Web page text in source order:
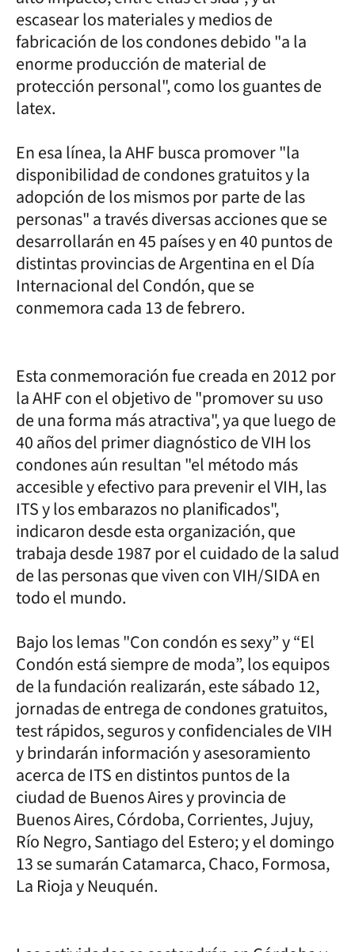
escasear los materiales y medios de
fabricación de los condones debido "a la
enorme producción de material de
protección personal", como los guantes de
latex.
En esa línea, la AHF busca promover "la
disponibilidad de condones gratuitos y la
adopción de los mismos por parte de las
personas" a través diversas acciones que se
desarrollarán en 45 países y en 40 puntos de
distintas provincias de Argentina en el Día
Internacional del Condón, que se
conmemora cada 13 de febrero.
Esta conmemoración fue creada en 2012 por
la AHF con el objetivo de "promover su uso
de una forma más atractiva", ya que luego de
40 años del primer diagnóstico de VIH los
condones aún resultan "el método más
accesible y efectivo para prevenir el VIH, las
ITS y los embarazos no planificados",
indicaron desde esta organización, que
trabaja desde 1987 por el cuidado de la salud
de las personas que viven con VIH/SIDA en
todo el mundo.
Bajo los lemas "Con condón es sexy” y “El
Condón está siempre de moda”, los equipos
de la fundación realizarán, este sábado 12,
jornadas de entrega de condones gratuitos,
test rápidos, seguros y confidenciales de VIH
y brindarán información y asesoramiento
acerca de ITS en distintos puntos de la
ciudad de Buenos Aires y provincia de
Buenos Aires, Córdoba, Corrientes, Jujuy,
Río Negro, Santiago del Estero; y el domingo
13 se sumarán Catamarca, Chaco, Formosa,
La Rioja y Neuquén.